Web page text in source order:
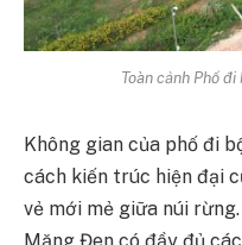
Toàn cảnh Phố
Không gian của phố đi
cách kiến trúc hiện đại
vẻ mới mẻ giữa núi